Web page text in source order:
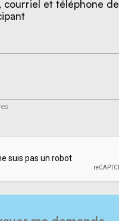
courriel et téléphone de